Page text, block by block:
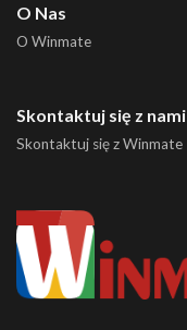
O Nas
O Winmate
Skontaktuj się z nami
Skontaktuj się z Winmate